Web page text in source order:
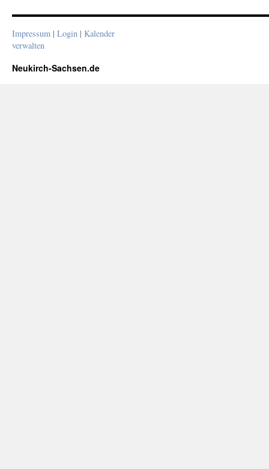
Impressum | Login | Kalender
verwalten
Neukirch-Sachsen.de